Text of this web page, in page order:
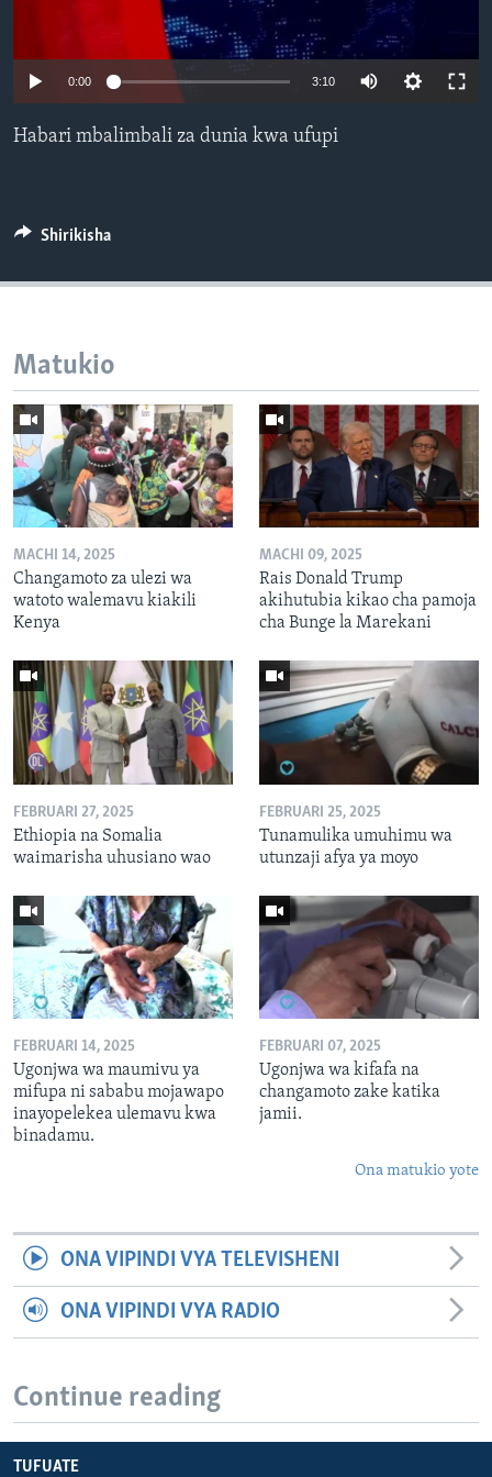
0:00 3:10
Habari mbalimbali za dunia kwa ufupi
Shirikisha
Matukio
MACHI 14, 2025
Changamoto za ulezi wa
watoto walemavu kiakili
Kenya
MACHI 09, 2025
Rais Donald Trump
akihutubia kikao cha pamoja
cha Bunge la Marekani
FEBRUARI 27, 2025
Ethiopia na Somalia
waimarisha uhusiano wao
FEBRUARI 25, 2025
Tunamulika umuhimu wa
utunzaji afya ya moyo
FEBRUARI 14, 2025
Ugonjwa wa maumivu ya
mifupa ni sababu mojawapo
inayopelekea ulemavu kwa
binadamu.
FEBRUARI 07, 2025
Ugonjwa wa kifafa na
changamoto zake katika
jamii.
Ona matukio yote
ONA VIPINDI VYA TELEVISHENI
ONA VIPINDI VYA RADIO
Continue reading
TUFUATE